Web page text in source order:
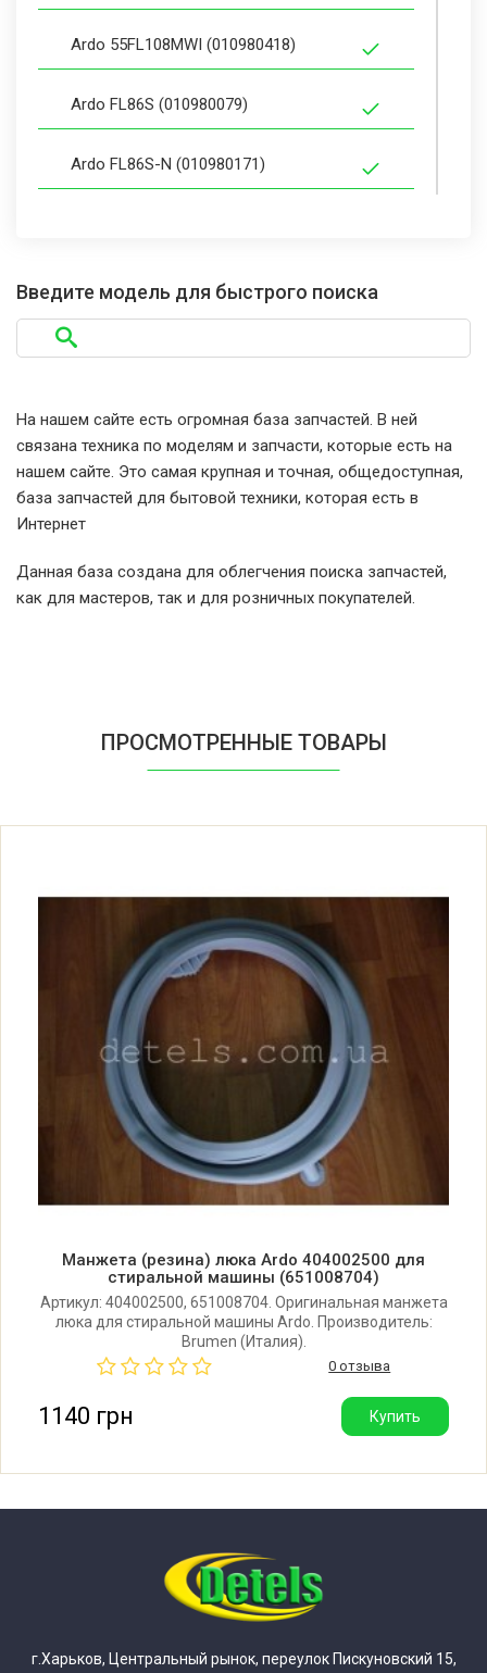
Ardo 55FL108MWI (010980418)
Ardo FL86S (010980079)
Ardo FL86S-N (010980171)
Ardo A410 (010980076)
Ardo FL86E (010980078)
Ardo A410-N (010980159)
Ardo A500 (010980192)
Ardo FL85S (010980040)
Ardo FL80E (010980042)
Ardo A814 (010980075)
Ardo A814-N (010980158)
Ardo FL66E (010980085)
Ardo FL66E-N (010980177)
Ardo FL105L (010980044)
Ardo FL60E (010980039)
Ardo FL60E-N (010980161)
Ardo FL105LC EU (010980065)
Ardo FL105LC-N (010980169)
Ardo FL126LY-N (010980174)
Ardo FL105S (010980046)
Введите модель для быстрого поиска
На нашем сайте есть огромная база запчастей. В ней
связана техника по моделям и запчасти, которые есть на
нашем сайте. Это самая крупная и точная, общедоступная,
база запчастей для бытовой техники, которая есть в
Интернет
Данная база создана для облегчения поиска запчастей,
как для мастеров, так и для розничных покупателей.
ПРОСМОТРЕННЫЕ ТОВАРЫ
Манжета (резина) люка Ardo 404002500 для
стиральной машины (651008704)
Артикул: 404002500, 651008704. Оригинальная манжета
люка для стиральной машины Ardo. Производитель:
Brumen (Италия).
0 отзыва
1140 грн Купить
г.Харьков, Центральный рынок, переулок Пискуновский 15,